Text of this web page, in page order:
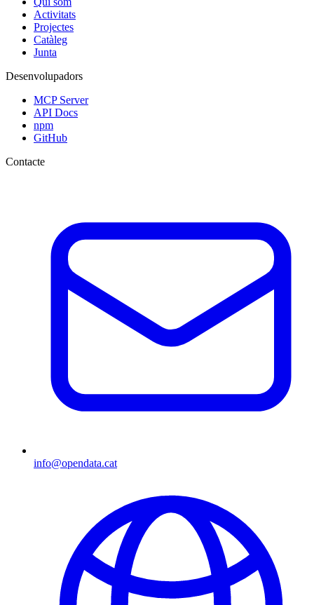
Activitats
Projectes
Catàleg
Junta
Desenvolupadors
MCP Server
API Docs
npm
GitHub
Contacte
info@opendata.cat